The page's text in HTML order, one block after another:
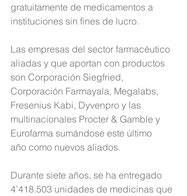
gratuitamente de medicamentos a
instituciones sin fines de lucro.
Las empresas del sector farmacéutico
aliadas y que aportan con productos
son Corporación Siegfried,
Corporación Farmayala, Megalabs,
Fresenius Kabi, Dyvenpro y las
multinacionales Procter & Gamble y
Eurofarma sumándose este último
año como nuevos aliados.
Durante siete años, se ha entregado
4’418.503 unidades de medicinas que